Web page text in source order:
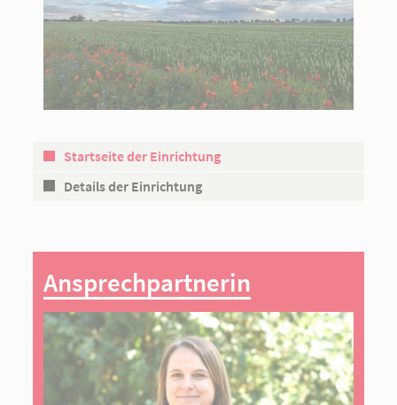
Startseite der Einrichtung
Details der Einrichtung
Ansprechpartnerin